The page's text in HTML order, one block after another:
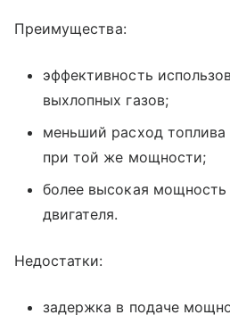
Преимущества:
эффективность
выхлопных газов;
меньший расход топлива
при той же мощности;
более высокая
двигателя.
Недостатки:
задержка в подаче